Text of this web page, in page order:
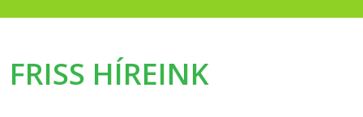
FRISS HÍREINK